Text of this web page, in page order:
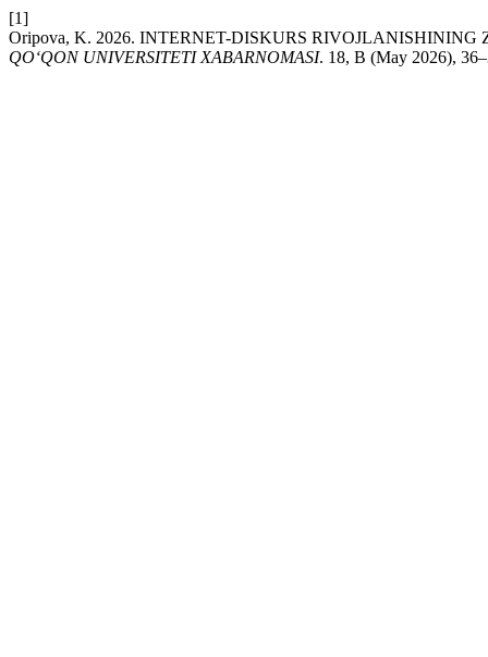
[1]
Oripova, K. 2026. INTERNET-DISKURS
QO‘QON UNIVERSITETI XABARNOMASI. 18, B (May 2026),